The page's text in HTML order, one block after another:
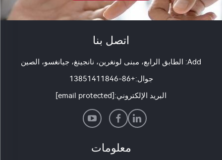
اتصل بنا
Add: الطابق الرابع، مبنى لونغرين، نانجينغ، جيانغسو، الصين
جوال:+86-13851411846
البريد الإلكتروني:[email protected]
معلومات